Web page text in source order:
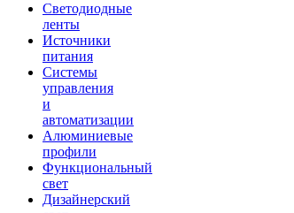
Светодиодные
ленты
Источники
питания
Системы
управления
и
автоматизации
Алюминиевые
профили
Функциональный
свет
Дизайнерский